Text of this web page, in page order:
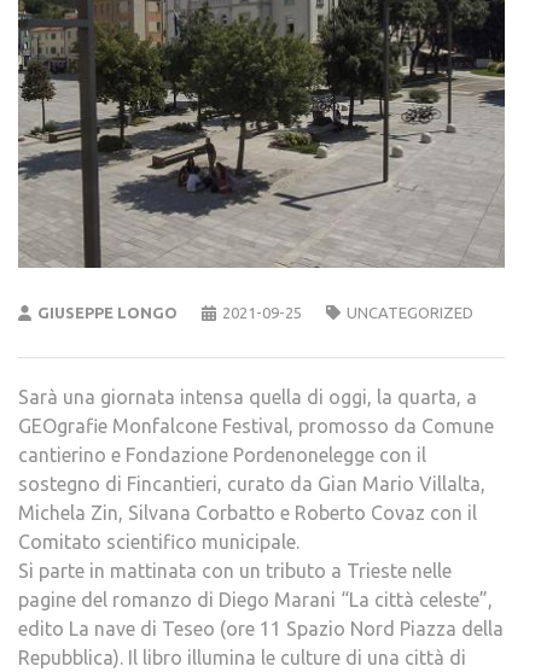
GIUSEPPE LONGO 2021-09-25 UNCATEGORIZED
Sarà una giornata intensa quella di oggi, la quarta, a
GEOgrafie Monfalcone Festival, promosso da Comune
cantierino e Fondazione Pordenonelegge con il
sostegno di Fincantieri, curato da Gian Mario Villalta,
Michela Zin, Silvana Corbatto e Roberto Covaz con il
Comitato scientifico municipale.
Si parte in mattinata con un tributo a Trieste nelle
pagine del romanzo di Diego Marani “La città celeste”,
edito La nave di Teseo (ore 11 Spazio Nord Piazza della
Repubblica). Il libro illumina le culture di una città di